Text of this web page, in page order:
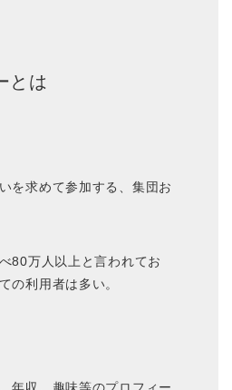
とは
を求めて参加する、集団お
80万人以上と言われてお
の利用者は多い。